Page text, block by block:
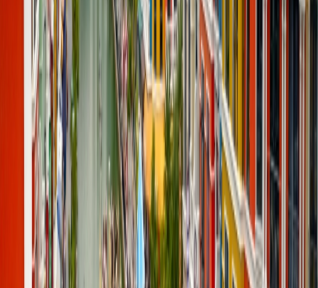
Preparar la lista de ubicaciones
Identifica las películas o series que más te apasionan y busca las
ubicaciones donde fueron filmadas. Una vez que haya identificado
los lugares, el segundo paso es anotar los que le gustaría visitar.
Haga un itinerario
Ahora, una vez que haya identificado los lugares que le gustaría
explorar, es momento de diseñar un itinerario que le permita agrupar
las ubicaciones más cercanas geográficamente para cubrir más en
menos tiempo. No olvide usar diferentes plataformas para tener una
idea de la distancia desde su ubicación.
Considera la temporada
Una de las cosas más importantes para planificar el viaje de set-
jetting es considerar la temporada, porque si el destino requiere
desplazarse mediante vuelos, debería viajar en la temporada baja
para ahorrar dinero en el costo de los billetes y también en una
temporada que se asemeje más al escenario original de la película o